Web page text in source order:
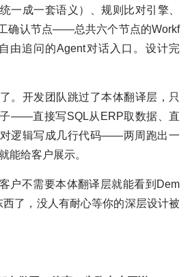
一成一套语义）、规则比对引擎、
确认节点——总共六个节点的Workf
由追问的Agent对话入口。设计完
。开发团队跳过了本体翻译层，只
——直接写SQL从ERP取数据、直
逻辑写成几行代码——两周跑出一
能给客户展示。
户不需要本体翻译层就能看到Dem
了，没人有耐心等你的深层设计被